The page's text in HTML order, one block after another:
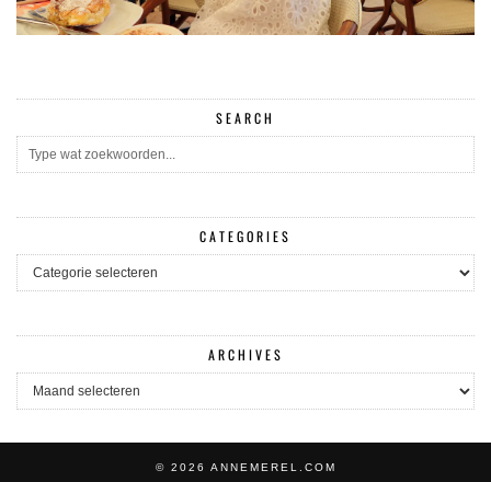
SEARCH
CATEGORIES
CATEGORIES
ARCHIVES
ARCHIVES
© 2026 ANNEMEREL.COM